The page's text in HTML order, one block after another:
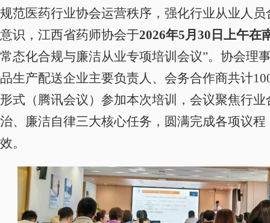
规范医药行业协会运营秩序，强化行业从业人
意识，江西省药师协会于2026年5月30日上午在
常态化合规与廉洁从业专项培训会议”。协会理
品生产配送企业主要负责人、会务合作商共计
形式（腾讯会议）参加本次培训，会议聚焦行
治、廉洁自律三大核心任务，圆满完成各项议
效。